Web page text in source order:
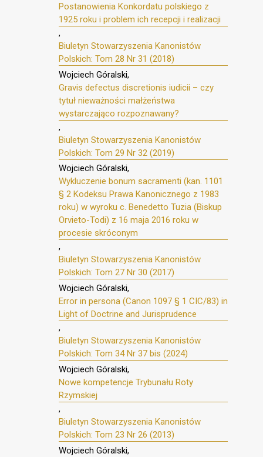
Postanowienia Konkordatu polskiego z
1925 roku i problem ich recepcji i realizacji
,
Biuletyn Stowarzyszenia Kanonistów
Polskich: Tom 28 Nr 31 (2018)
Wojciech Góralski,
Gravis defectus discretionis iudicii – czy
tytuł nieważności małżeństwa
wystarczająco rozpoznawany?
,
Biuletyn Stowarzyszenia Kanonistów
Polskich: Tom 29 Nr 32 (2019)
Wojciech Góralski,
Wykluczenie bonum sacramenti (kan. 1101
§ 2 Kodeksu Prawa Kanonicznego z 1983
roku) w wyroku c. Benedetto Tuzia (Biskup
Orvieto-Todi) z 16 maja 2016 roku w
procesie skróconym
,
Biuletyn Stowarzyszenia Kanonistów
Polskich: Tom 27 Nr 30 (2017)
Wojciech Góralski,
Error in persona (Canon 1097 § 1 CIC/83) in
Light of Doctrine and Jurisprudence
,
Biuletyn Stowarzyszenia Kanonistów
Polskich: Tom 34 Nr 37 bis (2024)
Wojciech Góralski,
Nowe kompetencje Trybunału Roty
Rzymskiej
,
Biuletyn Stowarzyszenia Kanonistów
Polskich: Tom 23 Nr 26 (2013)
Wojciech Góralski,